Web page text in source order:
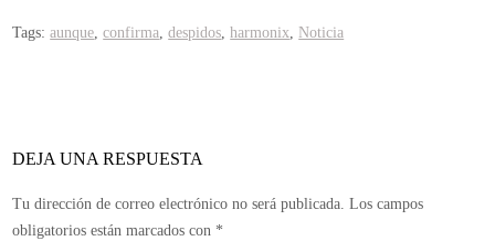
pequeño
Tags:aunque,confirma,despidos,harmonix, Noticia
DEJA UNA RESPUESTA
Tu dirección de correo electrónico no será publicada. Los campos
obligatorios están marcados con *